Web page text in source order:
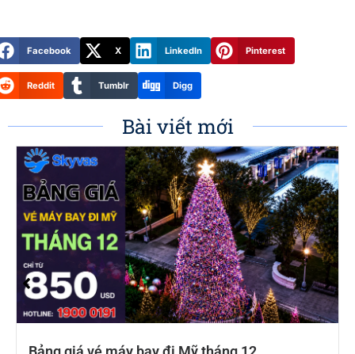
Facebook X LinkedIn Pinterest
Reddit Tumblr Digg
Bài viết mới